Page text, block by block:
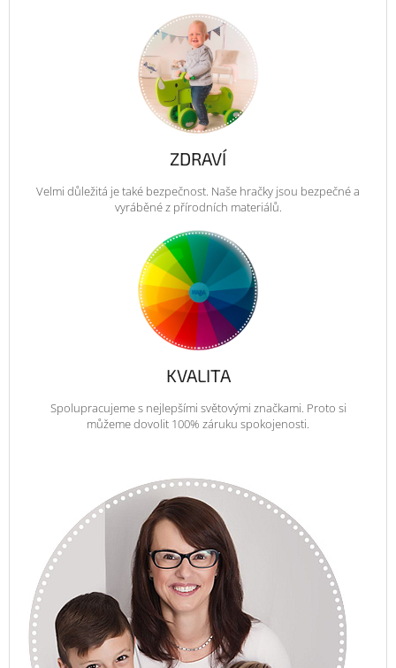
ZDRAVÍ
Velmi důležitá je také bezpečnost. Naše hračky jsou bezpečné a
vyráběné z přírodních materiálů.
KVALITA
Spolupracujeme s nejlepšími světovými značkami. Proto si
můžeme dovolit 100% záruku spokojenosti.